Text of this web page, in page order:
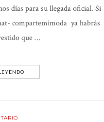
días para su llegada oficial. Si
compartemimoda ya habrás
que …